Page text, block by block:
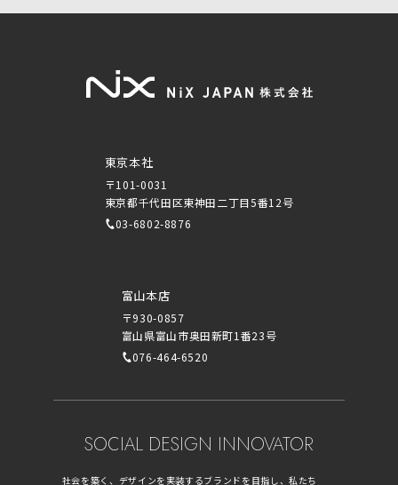
東京本社
〒101-0031
東京都千代田区東神田二丁目5番12号
03-6802-8876
富山本店
〒930-0857
富山県富山市奥田新町1番23号
076-464-6520
SOCIAL DESIGN INNOVATOR
社会を築く、デザインを実装するブランドを目指し、私たち